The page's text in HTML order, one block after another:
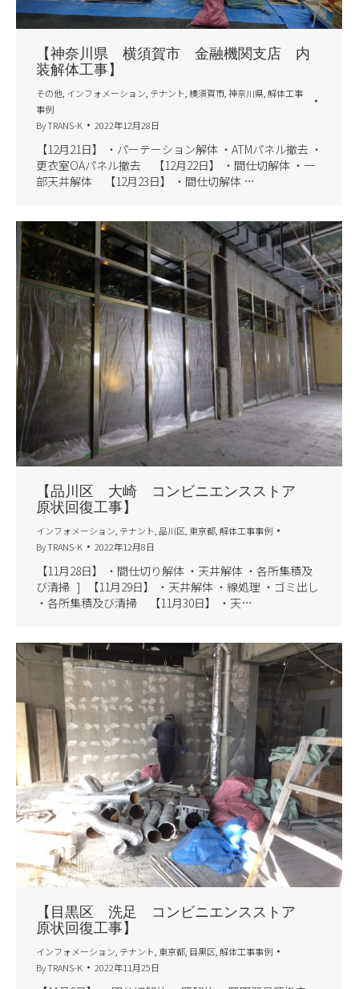
【神奈川県 横須賀市 金融機関支店 内
装解体工事】
その他 インフォメーション テナント 横須賀市 神奈川県 解体工事
事例
ByTRANS-K 2022年12月28日
【12月21日】 ・パーテーション解体 ・ATMパネル撤去 ・
更衣室OAパネル撤去 【12月22日】 ・間仕切解体 ・一
部天井解体 【12月23日】 ・間仕切解体 …
【品川区 大崎 コンビニエンスストア
原状回復工事】
インフォメーション テナント 品川区 東京都 解体工事事例
ByTRANS-K 2022年12月8日
【11月28日】 ・間仕切り解体 ・天井解体 ・各所集積及
び清掃 ] 【11月29日】 ・天井解体 ・線処理 ・ゴミ出し
・各所集積及び清掃 【11月30日】 ・天…
【目黒区 洗足 コンビニエンスストア
原状回復工事】
インフォメーション テナント 東京都 目黒区 解体工事事例
ByTRANS-K 2022年11月25日